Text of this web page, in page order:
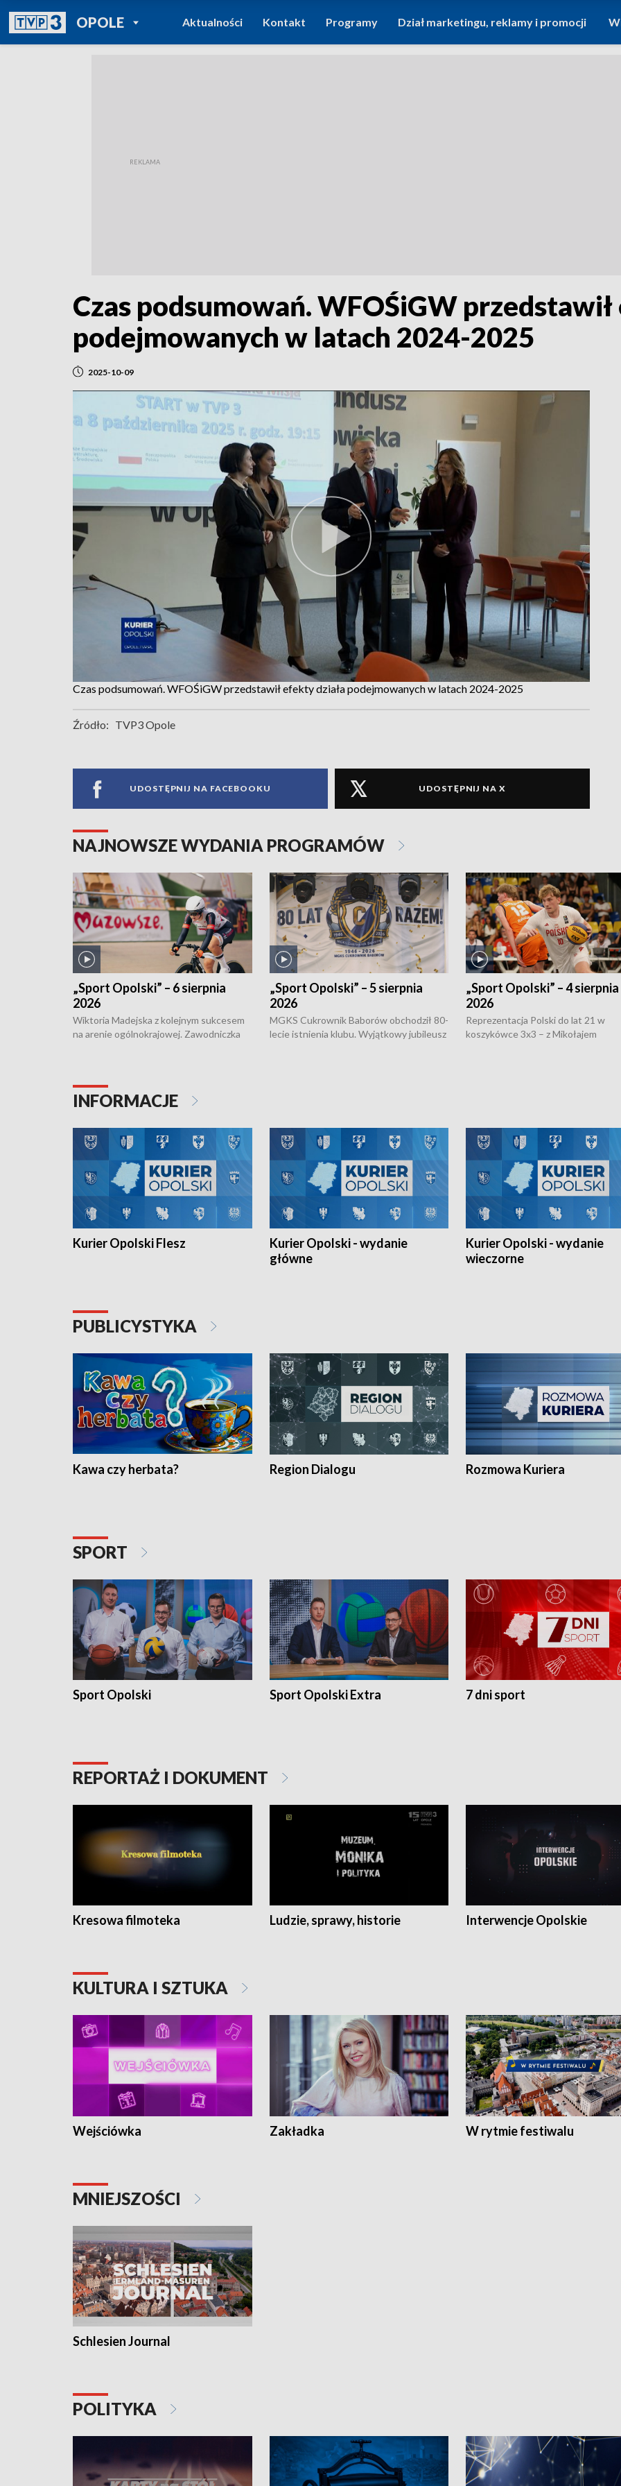
OPOLEPOWRÓT DO
TVP REGIONY
Aktualności Kontakt Programy Dział marketingu, reklamy i promocji
Czas podsumowań. WFOŚiGW
podejmowanych w latach 2024-2025
2025-10-09
Czas podsumowań. WFOŚiGW przedstawił efekty działa podejmowanych w latach 2024-2025
Źródło: TVP3 Opole
UDOSTĘPNIJ NA FACEBOOKU UDOSTĘPNIJ NA X
NAJNOWSZE WYDANIA PROGRAMÓW
„Sport Opolski” – 6 sierpnia
2026
Wiktoria Madejska z kolejnym sukcesem
na arenie ogólnokrajowej. Zawodniczka
torowym.
„Sport Opolski” – 5 sierpnia
2026
MGKS Cukrownik Baborów obchodził 80-
lecie istnienia klubu. Wyjątkowy jubileusz
„Sport Opolski” – 4 sierpnia
2026
Reprezentacja Polski do lat 21 w
koszykówce 3x3 – z Mikołajem
INFORMACJE
Kurier Opolski Flesz
Kurier Opolski - wydanie
główne
Kurier Opolski - wydanie
wieczorne
PUBLICYSTYKA
Kawa czy herbata? Region Dialogu Rozmowa Kuriera
SPORT
Sport Opolski Sport Opolski Extra 7 dni sport
REPORTAŻ I DOKUMENT
Kresowa filmoteka Ludzie, sprawy, historie Interwencje Opolskie
KULTURA I SZTUKA
Wejściówka Zakładka W rytmie festiwalu
MNIEJSZOŚCI
Schlesien Journal
POLITYKA